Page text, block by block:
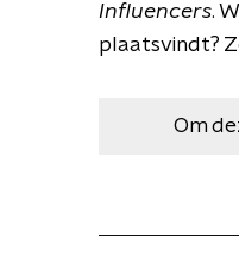
Influencers.
plaatsvindt?
Om